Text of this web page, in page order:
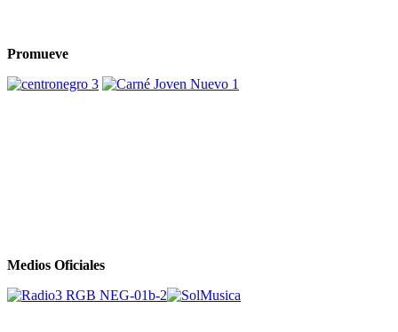
Promueve
Medios Oficiales